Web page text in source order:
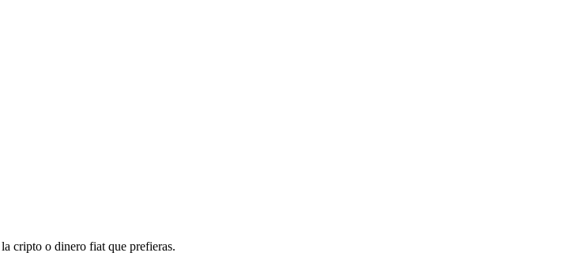
cripto o dinero fiat que prefieras.